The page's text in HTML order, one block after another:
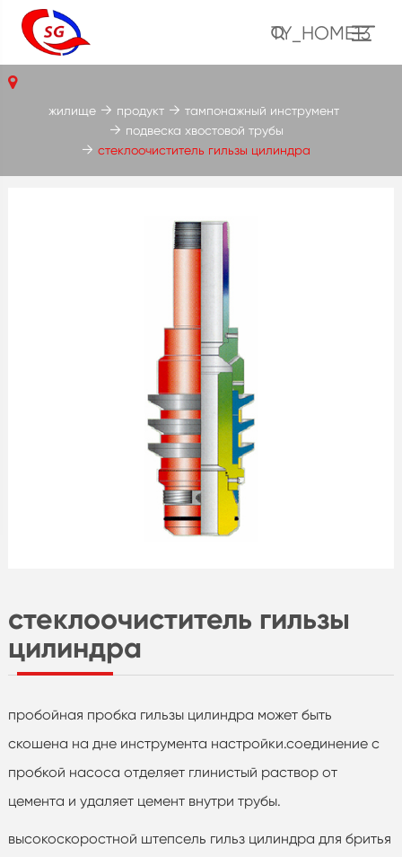
TY_HOME13
стеклоочиститель гильзы
цилиндра
пробойная пробка гильзы цилиндра может быть
скошена на дне инструмента настройки.соединение с
пробкой насоса отделяет глинистый раствор от
цемента и удаляет цемент внутри трубы.
высокоскоростной штепсель гильз цилиндра для бритья
жилище продукт
тампонажный инструмент
подвеска хвостовой трубы
стеклоочиститель гильзы цилиндра